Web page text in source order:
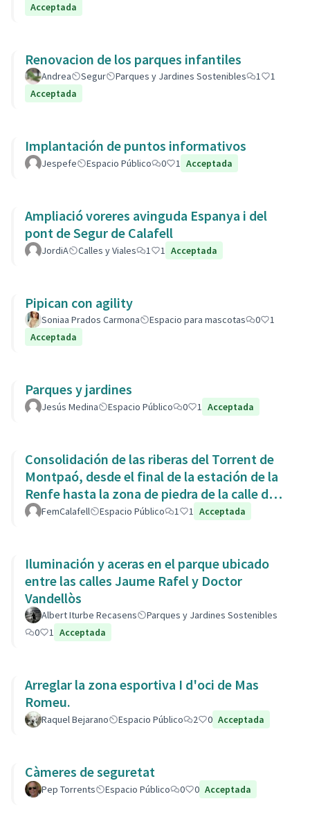
Acceptada
Renovacion de los parques infantiles
Andrea Segur Parques y Jardines Sostenibles 1
1
Acceptada
Implantación de puntos informativos
Jespefe Espacio Público 0 1 Acceptada
Ampliació voreres avinguda Espanya i del
pont de Segur de Calafell
JordiA Calles y Viales 1 1 Acceptada
Pipican con agility
Soniaa Prados Carmona Espacio para mascotas 0
1
Acceptada
Parques y jardines
Jesús Medina Espacio Público 0 1 Acceptada
Consolidación de las riberas del Torrent de
Montpaó, desde el final de la estación de la
Renfe hasta la zona de piedra de la calle de
L’Estany.
FemCalafell Espacio Público 1 1 Acceptada
Iluminación y aceras en el parque ubicado
entre las calles Jaume Rafel y Doctor
Vandellòs
Albert Iturbe Recasens
Parques y Jardines Sostenibles
0
1 Acceptada
Arreglar la zona esportiva I d'oci de Mas
Romeu.
Raquel Bejarano Espacio Público 2 0 Acceptada
Càmeres de seguretat
Pep Torrents Espacio Público 0 0 Acceptada